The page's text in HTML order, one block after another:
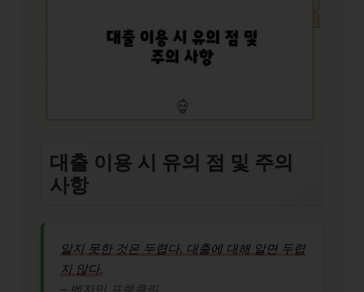
대출 이용 시 유의 점 및 주의
사항
알지 못한 것은 두렵다. 대출에 대해 알면 두렵
지 않다.